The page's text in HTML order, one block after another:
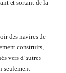
et sortant de la
des navires de
construits,
vers d’autres
seulement